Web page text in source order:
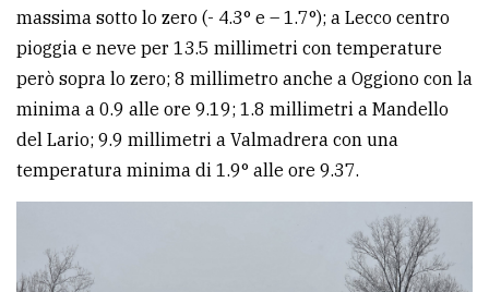
massima sotto lo zero (- 4.3° e – 1.7°); a Lecco centro
pioggia e neve per 13.5 millimetri con temperature
però sopra lo zero; 8 millimetro anche a Oggiono con la
minima a 0.9 alle ore 9.19; 1.8 millimetri a Mandello
del Lario; 9.9 millimetri a Valmadrera con una
temperatura minima di 1.9° alle ore 9.37.